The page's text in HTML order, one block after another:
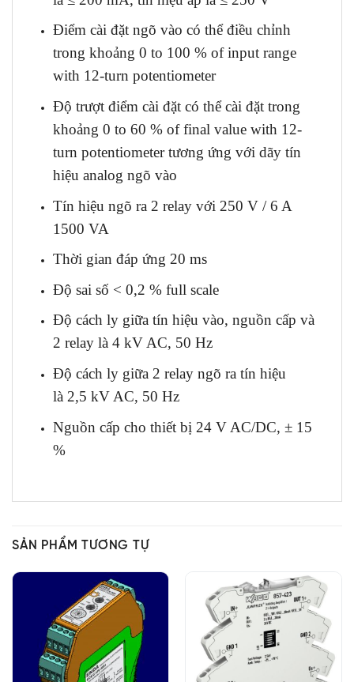
Điểm cài đặt ngõ vào có thể điều chỉnh
trong khoảng 0 to 100 % of input range
with 12-turn potentiometer
Độ trượt điểm cài đặt có thể cài đặt trong
khoảng 0 to 60 % of final value with 12-
turn potentiometer tương ứng với dãy tín
hiệu analog ngõ vào
Tín hiệu ngõ ra 2 relay với 250 V / 6 A
1500 VA
Thời gian đáp ứng 20 ms
Độ sai số < 0,2 % full scale
Độ cách ly giữa tín hiệu vào, nguồn cấp và
2 relay là 4 kV AC, 50 Hz
Độ cách ly giữa 2 relay ngõ ra tín hiệu
là 2,5 kV AC, 50 Hz
Nguồn cấp cho thiết bị 24 V AC/DC, ± 15
%
SẢN PHẨM TƯƠNG TỰ